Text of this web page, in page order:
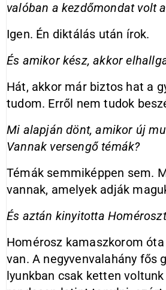
valóban a kezdőmondat volt
Igen. Én diktálás után írok.
És amikor kész, akkor
Hát, akkor már biztos hat a
tudom. Erről nem tudok
Mi alapján dönt, amikor új
Vannak versengő témák?
Témák semmiképpen sem.
vannak, amelyek adják
És aztán kinyitotta
Homérosz kamaszkorom
van. A negyvenvalahány
lyunkban csak ketten